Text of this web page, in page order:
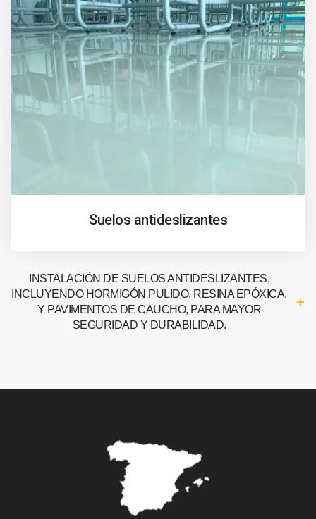
Suelos antideslizantes
INSTALACIÓN DE SUELOS ANTIDESLIZANTES,
INCLUYENDO HORMIGÓN PULIDO, RESINA EPÓXICA,
Y PAVIMENTOS DE CAUCHO, PARA MAYOR
SEGURIDAD Y DURABILIDAD.